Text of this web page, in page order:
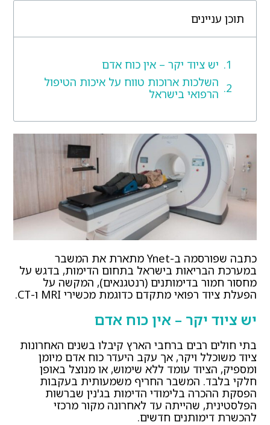
תוכן עניינים
יש ציוד יקר – אין כוח אדם
השלכות ארוכות טווח על איכות הטיפול
הרפואי בישראל
כתבה שפורסמה ב-Ynet מתארת את המשבר
במערכת הבריאות בישראל בתחום הדימות, בדגש על
מחסור חמור בדימותנים (רנטגנאים), המקשה על
הפעלת ציוד רפואי מתקדם כדוגמת מכשירי MRI ו-CT.
יש ציוד יקר – אין כוח אדם
בתי חולים רבים ברחבי הארץ קיבלו בשנים האחרונות
ציוד משוכלל ויקר, אך עקב היעדר כוח אדם מיומן
ומספיק, הציוד עומד ללא שימוש, או מנוצל באופן
חלקי בלבד. המשבר החריף משמעותית בעקבות
הפסקת ההכרה בלימודי הדימות בג'נין שברשות
הפלסטינית, שהייתה עד לאחרונה מקור מרכזי
להכשרת דימותנים חדשים.